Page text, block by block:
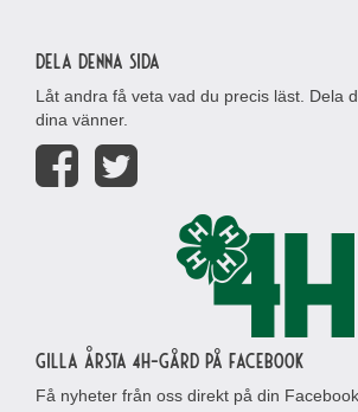
Dela denna sida
Låt andra få veta vad du precis läst. Dela
dina vänner.
Gilla Årsta 4H-gård på Facebook
Få nyheter från oss direkt på din